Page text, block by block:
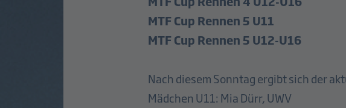
MTF Cup Rennen 5 U11
MTF Cup Rennen 5 U12-U16
Nach diesem Sonntag ergibt sich der
Mädchen U11: Mia Dürr, UWV